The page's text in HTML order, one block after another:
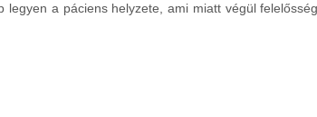
legyen a páciens helyzete, ami miatt végül